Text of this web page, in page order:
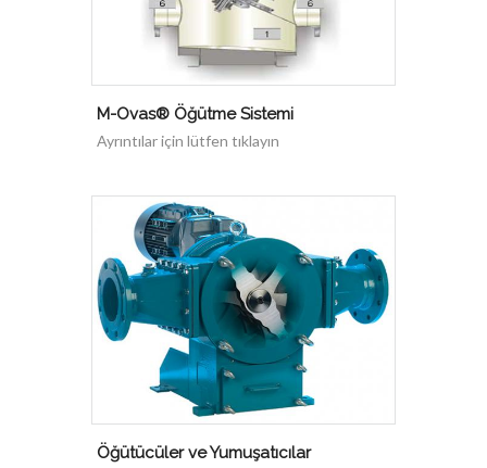
M-Ovas® Öğütme Sistemi
Ayrıntılar için lütfen tıklayın
Öğütücüler ve Yumuşatıcılar